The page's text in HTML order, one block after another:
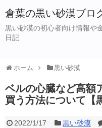
倉葉の黒い砂漠ブロ
黒い砂漠の初心者向け情報や
日記
ホーム 黒い砂漠
ベルの心臓など高額
買う方法について【
2022/1/17 黒い砂漠